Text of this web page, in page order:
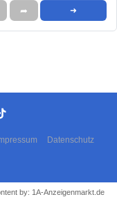
➦ ➜
Datenschutz
by: 1A-Anzeigenmarkt.de